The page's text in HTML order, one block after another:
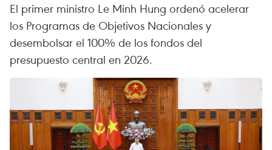
El primer ministro Le Minh Hung ordenó acelerar
los Programas de Objetivos Nacionales y
desembolsar el 100% de los fondos del
presupuesto central en 2026.